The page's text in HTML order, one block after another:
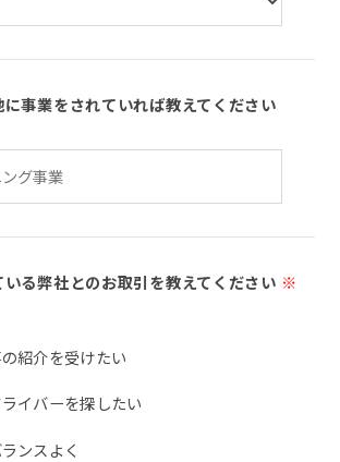
事業をされていれば教えてください
いる弊社とのお取引を教えてください ※
紹介を受けたい
イバーを探したい
ンスよく